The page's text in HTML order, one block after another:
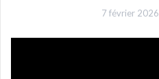
7 février 2026